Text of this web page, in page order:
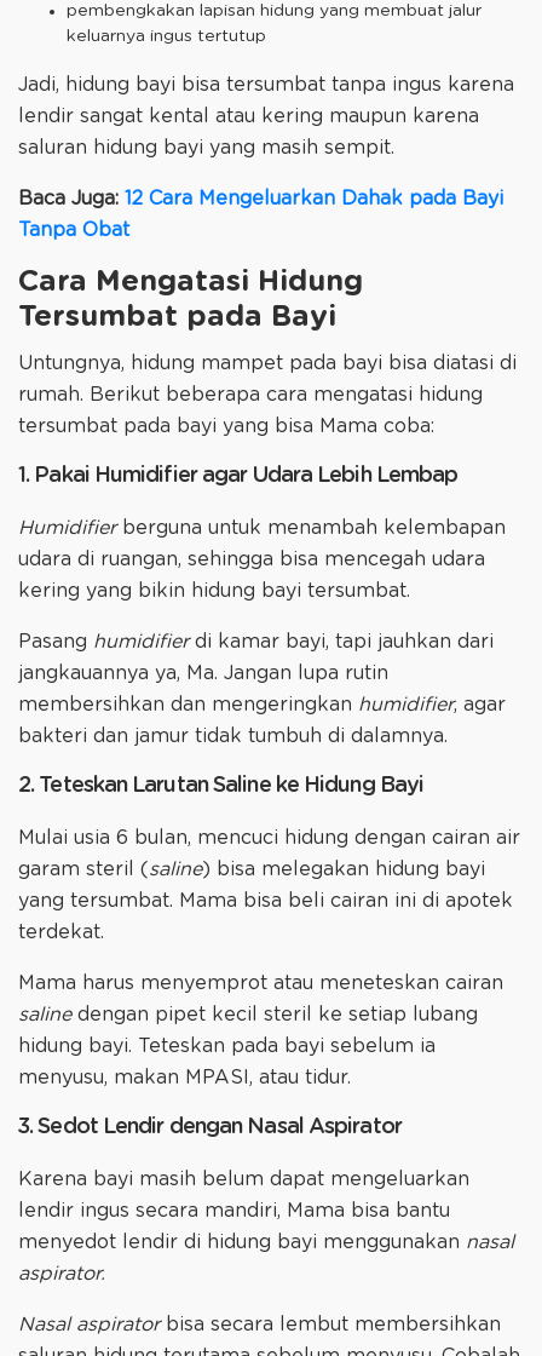
pembengkakan lapisan hidung yang membuat jalur
keluarnya ingus tertutup
Jadi, hidung bayi bisa tersumbat tanpa ingus karena
lendir sangat kental atau kering maupun karena
saluran hidung bayi yang masih sempit.
Baca Juga: 12 Cara Mengeluarkan Dahak pada Bayi
Tanpa Obat
Cara Mengatasi Hidung
Tersumbat pada Bayi
Untungnya, hidung mampet pada bayi bisa diatasi di
rumah. Berikut beberapa cara mengatasi hidung
tersumbat pada bayi yang bisa Mama coba:
1. Pakai Humidifier agar Udara Lebih Lembap
Humidifierberguna untuk menambah kelembapan
udara di ruangan, sehingga bisa mencegah udara
kering yang bikin hidung bayi tersumbat.
Pasang humidifierdi kamar bayi, tapi jauhkan dari
jangkauannya ya, Ma. Jangan lupa rutin
membersihkan dan mengeringkan humidifier, agar
bakteri dan jamur tidak tumbuh di dalamnya.
2. Teteskan Larutan Saline ke Hidung Bayi
Mulai usia 6 bulan, mencuci hidung dengan cairan air
garam steril (saline) bisa melegakan hidung bayi
yang tersumbat. Mama bisa beli cairan ini di apotek
terdekat.
Mama harus menyemprot atau meneteskan cairan
salinedengan pipet kecil steril ke setiap lubang
hidung bayi. Teteskan pada bayi sebelum ia
menyusu, makan MPASI, atau tidur.
3. Sedot Lendir dengan Nasal Aspirator
Karena bayi masih belum dapat mengeluarkan
lendir ingus secara mandiri, Mama bisa bantu
menyedot lendir di hidung bayi menggunakan nasal
aspirator.
Nasal aspiratorbisa secara lembut membersihkan